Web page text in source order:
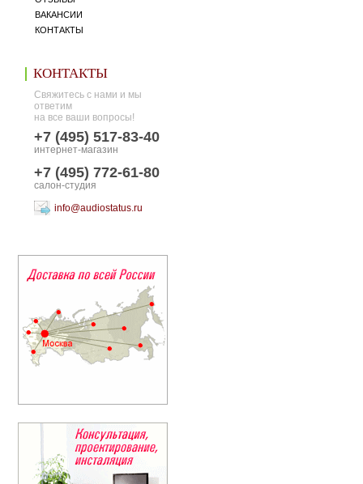
ВАКАНСИИ
КОНТАКТЫ
КОНТАКТЫ
Свяжитесь с нами и мы
ответим
на все ваши вопросы!
+7 (495) 517-83-40
интернет-магазин
+7 (495) 772-61-80
салон-студия
info@audiostatus.ru